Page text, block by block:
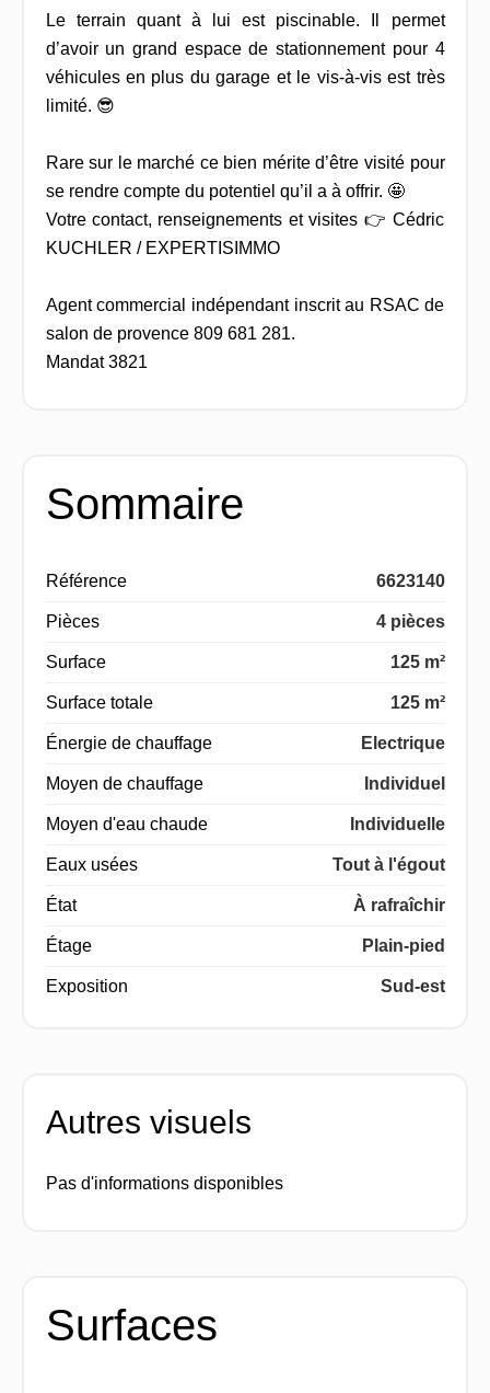
Le terrain quant à lui est piscinable. Il permet
d’avoir un grand espace de stationnement pour 4
véhicules en plus du garage et le vis-à-vis est très
limité. 😎
Rare sur le marché ce bien mérite d’être visité pour
se rendre compte du potentiel qu’il a à offrir. 🤩
Votre contact, renseignements et visites 👉 Cédric
KUCHLER / EXPERTISIMMO
Agent commercial indépendant inscrit au RSAC de
salon de provence 809 681 281.
Mandat 3821
Sommaire
Référence 6623140
Pièces 4 pièces
Surface 125 m²
Surface totale 125 m²
Énergie de chauffage Electrique
Moyen de chauffage Individuel
Moyen d'eau chaude Individuelle
Eaux usées Tout à l'égout
État À rafraîchir
Étage Plain-pied
Exposition Sud-est
Autres visuels
Pas d'informations disponibles
Surfaces